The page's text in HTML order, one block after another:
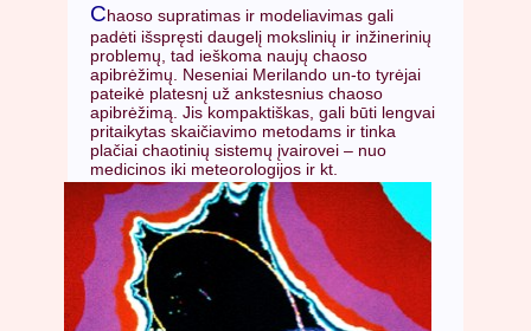
Chaoso supratimas ir modeliavimas gali
padėti išspręsti daugelį mokslinių ir inžinerinių
problemų, tad ieškoma naujų chaoso
apibrėžimų. Neseniai Merilando un-to tyrėjai
pateikė platesnį už ankstesnius chaoso
apibrėžimą. Jis kompaktiškas, gali būti lengvai
pritaikytas skaičiavimo metodams ir tinka
plačiai chaotinių sistemų įvairovei – nuo
medicinos iki meteorologijos ir kt.